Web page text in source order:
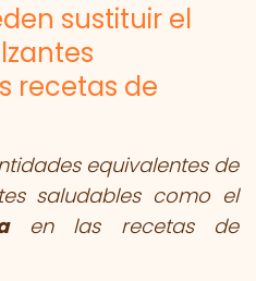
sustituir el
recetas de
equivalentes de
saludables como el
en las recetas de